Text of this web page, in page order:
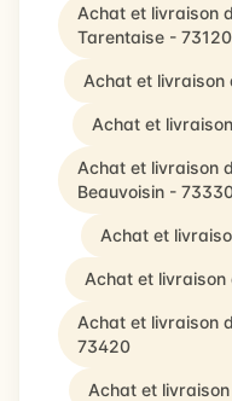
Achat et livraison
Tarentaise - 73120
Achat et livraison
Achat et
Achat et livraison
Beauvoisin -
Achat et
Achat et livraison
Achat et livraison
73420
Achat et